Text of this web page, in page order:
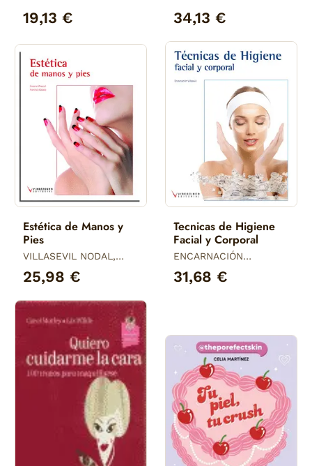
19,13 € 34,13 €
Estética de Manos y
Pies
VILLASEVIL NODAL,
CABADO MURILLO,
25,98 €
Tecnicas de Higiene
Facial y Corporal
ENCARNACIÓN
31,68 €